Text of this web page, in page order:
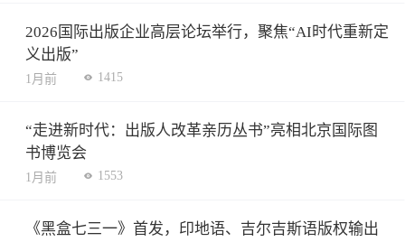
2026国际出版企业高层论坛举行，聚焦“AI时代重新定
义出版”
1月前 1415
“走进新时代：出版人改革亲历丛书”亮相北京国际图
书博览会
1月前 1553
《黑盒七三一》首发，印地语、吉尔吉斯语版权输出